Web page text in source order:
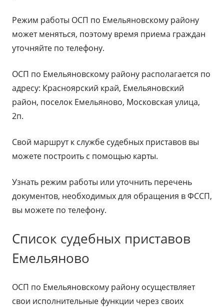
Режим работы ОСП по Емельяновскому району
может меняться, поэтому время приема граждан
уточняйте по телефону.
ОСП по Емельяновскому району располагается по
адресу: Красноярский край, Емельяновский
район, поселок Емельяново, Московская улица,
2п.
Свой маршрут к службе судебных приставов вы
можете построить с помощью карты.
Узнать режим работы или уточнить перечень
документов, необходимых для обращения в ФССП,
вы можете по телефону.
Список судебных приставов
Емельяново
ОСП по Емельяновскому району осуществляет
свои исполнительные функции через своих